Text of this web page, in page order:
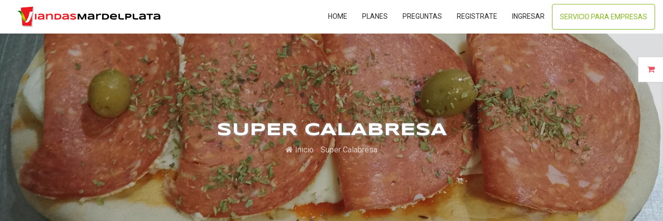
HOME PLANES PREGUNTAS REGISTRATE INGRESAR SERVICIO PARA EMPRESAS
SUPER CALABRESA
Inicio Super Calabresa